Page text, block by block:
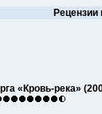
«Кровь-река»